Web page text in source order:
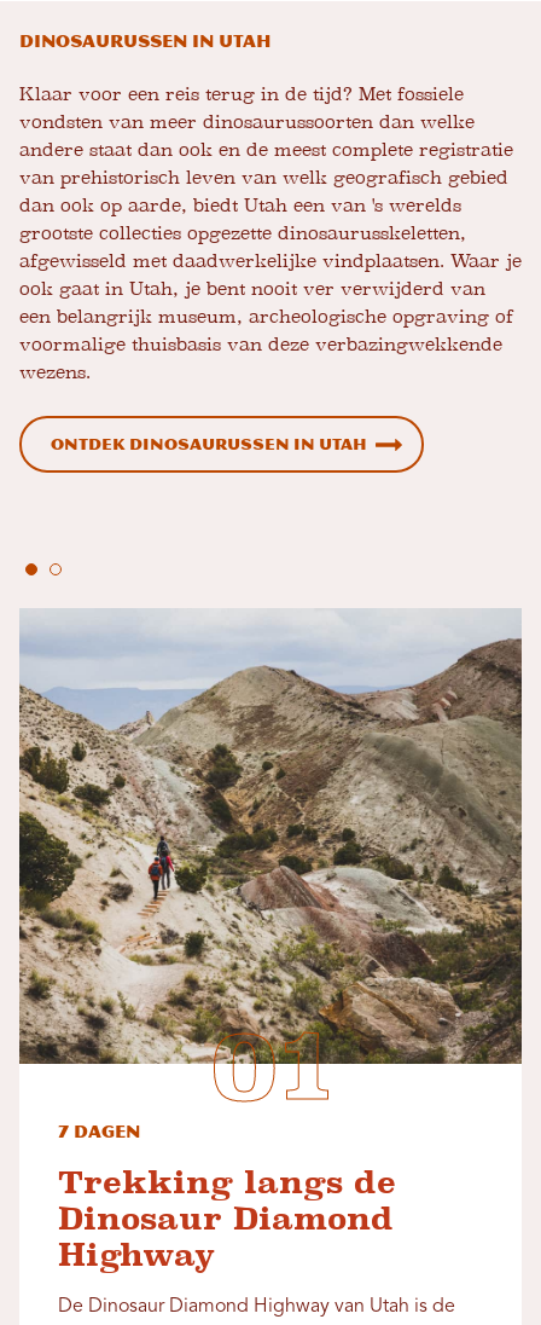
Dinosaurussen in Utah
Klaar voor een reis terug in de tijd? Met fossiele
vondsten van meer dinosaurussoorten dan welke
andere staat dan ook en de meest complete registratie
van prehistorisch leven van welk geografisch gebied
dan ook op aarde, biedt Utah een van 's werelds
grootste collecties opgezette dinosaurusskeletten,
afgewisseld met daadwerkelijke vindplaatsen. Waar je
ook gaat in Utah, je bent nooit ver verwijderd van
een belangrijk museum, archeologische opgraving of
voormalige thuisbasis van deze verbazingwekkende
wezens.
Ontdek dinosaurussen in Utah
7 dagen
Trekking langs de
Dinosaur Diamond
Highway
De Dinosaur Diamond Highway van Utah is de